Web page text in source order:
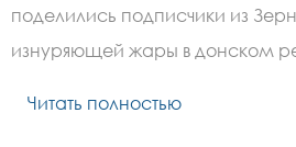
д
поделились подписчики из
изнуряющей жары в донском
Читать полностью